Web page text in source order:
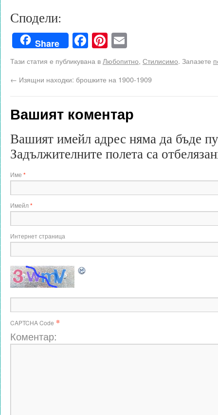
Сподели:
Share Facebook
Pinterest
Тази статия е публикувана в Любопитно, Стилисимо. Запазете
← Изящни находки: брошките на 1900-1909
Вашият коментар
Вашият имейл адрес няма да бъде
Задължителните полета са
Име *
Имейл *
Интернет страница
CAPTCHA Code *
Коментар: